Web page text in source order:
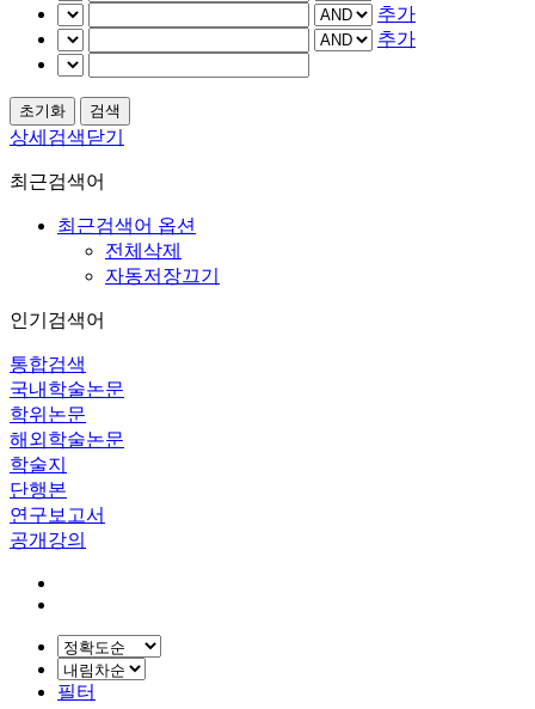
추가
추가
상세검색닫기
최근검색어
최근검색어 옵션
전체삭제
자동저장끄기
인기검색어
통합검색
국내학술논문
학위논문
해외학술논문
학술지
단행본
연구보고서
공개강의
필터